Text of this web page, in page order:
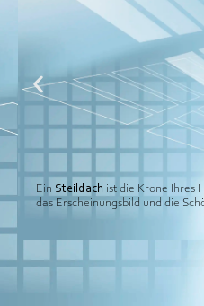
Ein Steildach ist die Krone Ihres
das Erscheinungsbild und die